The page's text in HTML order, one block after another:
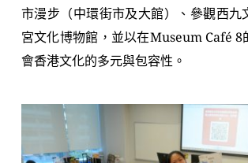
市漫步（中環街市及大館）、參觀西九
宮文化博物館，並以在Museum Café 8
會香港文化的多元與包容性。